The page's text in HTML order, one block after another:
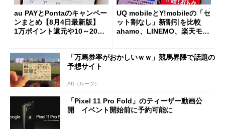
au PAYとPontaのキャンペー
ンまとめ【8月4日最新版】
1万ポイント還元や10～20％
UQ mobileとY!mobileの「セ
ット割なし」新割引を比較
ahamo、LINEMO、楽天モバ
「万馬券率がおかしいｗｗ」競馬界隈で話題の
予想サイト
AD（ルーツ）
「Pixel 11 Pro Fold」のティーザー動画公
開 イベント開始前に予約可能に